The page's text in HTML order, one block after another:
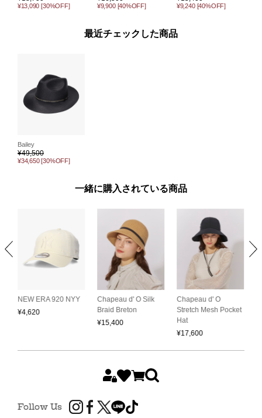
¥13,090 [30%OFF] ¥9,900 [40%OFF] ¥9,240 [40%OFF]
最近チェックした商品
Bailey
¥49,500
¥34,650 [30%OFF]
一緒に購入されている商品
NEW ERA 920 NYY
¥4,620
Chapeau d' O Silk
Braid Breton
¥15,400
Chapeau d' O
Stretch Mesh Pocket
Hat
¥17,600
Follow Us